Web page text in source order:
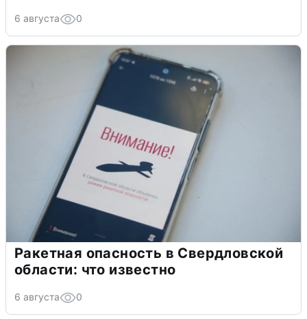
6 августа 0
Ракетная опасность в Свердловской
области: что известно
6 августа 0